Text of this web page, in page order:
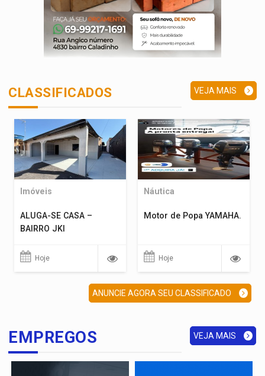
CLASSIFICADOS VEJA MAIS
Imóveis
ALUGA-SE CASA –
BAIRRO JKI
Hoje
Náutica
Motor de Popa YAMAHA.
Hoje
ANUNCIE AGORA SEU CLASSIFICADO
EMPREGOS VEJA MAIS